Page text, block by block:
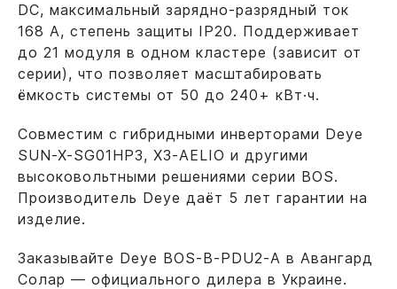
DC, максимальный зарядно-разрядный ток
168 А, степень защиты IP20. Поддерживает
до 21 модуля в одном кластере (зависит от
серии), что позволяет масштабировать
ёмкость системы от 50 до 240+ кВт·ч.
Совместим с гибридными инверторами Deye
SUN-X-SG01HP3, X3-AELIO и другими
высоковольтными решениями серии BOS.
Производитель Deye даёт 5 лет гарантии на
изделие.
Заказывайте Deye BOS-B-PDU2-A в Авангард
Солар — официального дилера в Украине.